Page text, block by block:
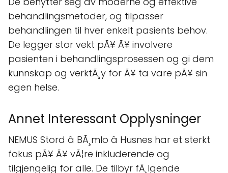
behandlingsmetoder, og tilpasser
behandlingen til hver enkelt pasients behov.
De legger stor vekt pÃ¥ Ã¥ involvere
pasienten i behandlingsprosessen og gi dem
kunnskap og verktÃ¸y for Ã¥ ta vare pÃ¥ sin
egen helse.
Annet Interessant Opplysninger
NEMUS Stord â BÃ¸mlo â Husnes har et sterkt
fokus pÃ¥ Ã¥ vÃ¦re inkluderende og
tilgjengelig for alle. De tilbyr fÃ¸lgende